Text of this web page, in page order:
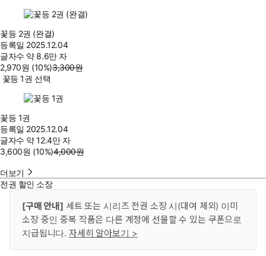
꽃등 2권 (완결)
등록일 2025.12.04
글자수 약 8.6만 자
2,970원 (10%)3,300원
꽃등 1권 선택
꽃등 1권
등록일 2025.12.04
글자수 약 12.4만 자
3,600원 (10%)4,000원
더보기
전권 할인 소장
[구매 안내] 세트 또는 시리즈 전권 소장 시(대여 제외) 이미
소장 중인 중복 작품은 다른 계정에 선물할 수 있는 쿠폰으로
지급됩니다. 자세히 알아보기 >